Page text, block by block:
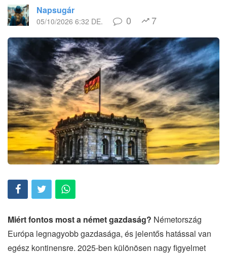
Napsugár
05/10/2026 6:32 DE. 0 7
Miért fontos most a német gazdaság? Németország
Európa legnagyobb gazdasága, és jelentős hatással van
egész kontinensre. 2025-ben különösen nagy figyelmet